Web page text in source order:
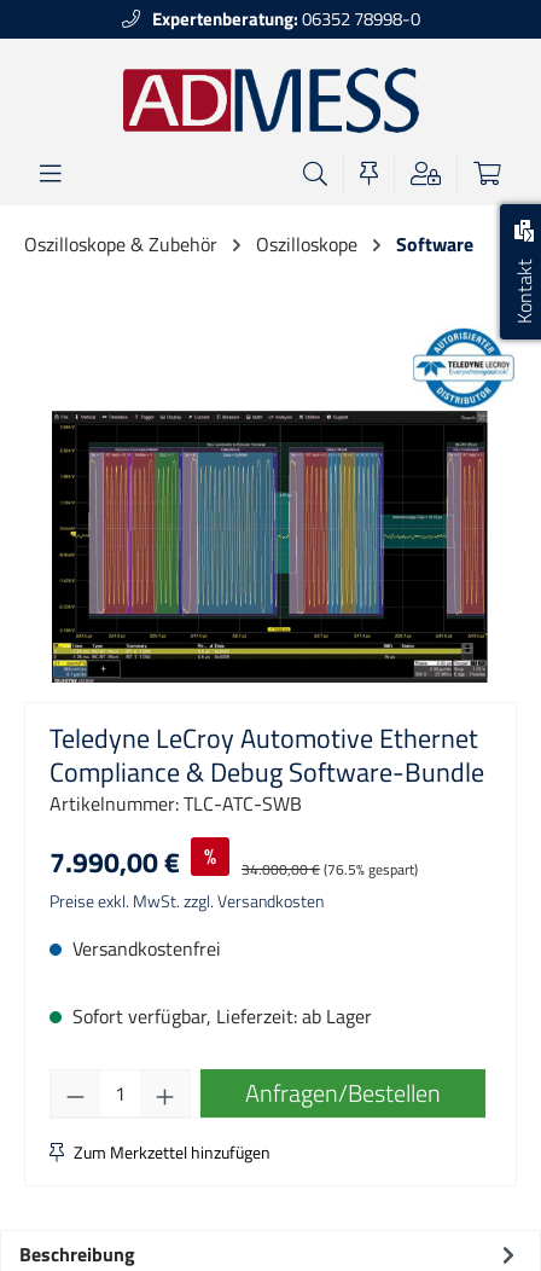
Kontakt
Expertenberatung:06352 78998-0
Oszilloskope & Zubehör Oszilloskope Software
Bildergalerie überspringen
Teledyne LeCroy Automotive Ethernet
Compliance & Debug Software-Bundle
Artikelnummer:TLC-ATC-SWB
7.990,00 € % 34.000,00 €(76.5% gespart)
Preise exkl. MwSt. zzgl. Versandkosten
Versandkostenfrei
Sofort verfügbar, Lieferzeit: ab Lager
Produkt Anzahl: Gib den gewünschten
Anfragen/Bestellen
Zum Merkzettel hinzufügen
Beschreibung